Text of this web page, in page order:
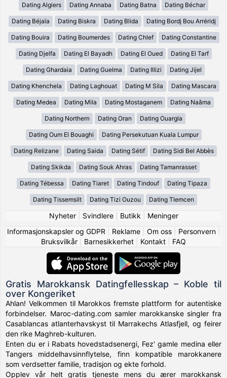
Dating Algiers Dating Annaba Dating Batna Dating Béchar
Dating Béjaïa Dating Biskra Dating Blida Dating Bordj Bou Arréridj
Dating Bouira Dating Boumerdes Dating Chlef Dating Constantine
Dating Djelfa Dating El Bayadh Dating El Oued Dating El Tarf
Dating Ghardaia Dating Guelma Dating Illizi Dating Jijel
Dating Khenchela Dating Laghouat Dating M Sila Dating Mascara
Dating Medea Dating Mila Dating Mostaganem Dating Naâma
Dating Northern Dating Oran Dating Ouargla
Dating Oum El Bouaghi Dating Persekutuan Kuala Lumpur
Dating Relizane Dating Saida Dating Sétif Dating Sidi Bel Abbès
Dating Skikda Dating Souk Ahras Dating Tamanrasset
Dating Tébessa Dating Tiaret Dating Tindouf Dating Tipaza
Dating Tissemsilt Dating Tizi Ouzou Dating Tlemcen
Nyheter| Svindlere| Butikk
Meninger
Informasjonskapsler og GDPR
Reklame| Om oss| Personvern|
Bruksvilkår
Barnesikkerhet Kontakt FAQ
Gratis Marokkansk Datingfellesskap – Koble til
over Kongeriket
Ahlan! Velkommen til Marokkos fremste plattform for autentiske
forbindelser. Maroc-dating.com samler marokkanske singler fra
Casablancas atlanterhavskyst til Marrakechs Atlasfjell, og feirer
den rike Maghreb-kulturen.
Enten du er i Rabats hovedstadsenergi, Fez' gamle medina eller
Tangers middelhavsinnflytelse, finn kompatible marokkanere
som verdsetter familie, tradisjon og ekte forhold.
Opplev vår helt gratis tjeneste mens du ærer marokkansk